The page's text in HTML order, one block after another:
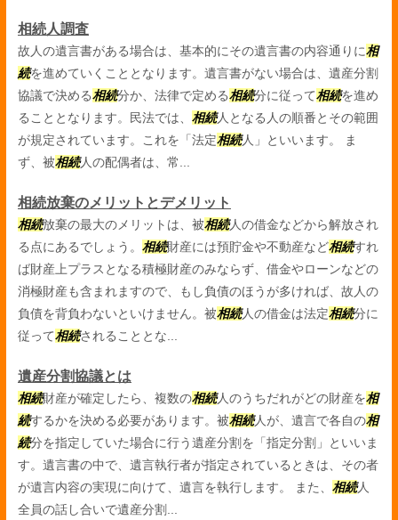
相続人調査
故人の遺言書がある場合は、基本的にその遺言書の内容通りに相
続を進めていくこととなります。遺言書がない場合は、遺産分割
協議で決める相続分か、法律で定める相続分に従って相続を進め
ることとなります。民法では、 相続人となる人の順番とその範囲
が規定されています。これを「法定相続人」といいます。 ま
ず、被相続人の配偶者は、常...
相続放棄のメリットとデメリット
相続放棄の最大のメリットは、被相続人の借金などから解放され
る点にあるでしょう。 相続財産には預貯金や不動産など相続すれ
ば財産上プラスとなる積極財産のみならず、借金やローンなどの
消極財産も含まれますので、もし負債のほうが多ければ、故人の
負債を背負わないといけません。被相続人の借金は法定相続分に
従って相続されることとな...
遺産分割協議とは
相続財産が確定したら、複数の相続人のうちだれがどの財産を相
続するかを決める必要があります。被相続人が、遺言で各自の相
続分を指定していた場合に行う遺産分割を「指定分割」といいま
す。遺言書の中で、遺言執行者が指定されているときは、その者
が遺言内容の実現に向けて、遺言を執行します。 また、 相続人
全員の話し合いで遺産分割...